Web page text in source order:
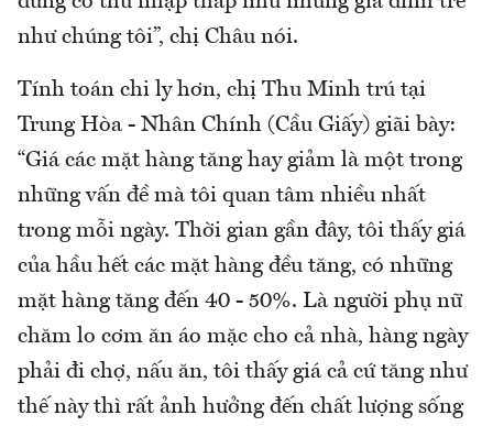
như chúng tôi”, chị Châu nói.
Tính toán chi ly hơn, chị Thu Minh trú tại
Trung Hòa - Nhân Chính (Cầu Giấy) giãi bày:
“Giá các mặt hàng tăng hay giảm là một trong
những vấn đề mà tôi quan tâm nhiều nhất
trong mỗi ngày. Thời gian gần đây, tôi thấy giá
của hầu hết các mặt hàng đều tăng, có những
mặt hàng tăng đến 40 - 50%. Là người phụ nữ
chăm lo cơm ăn áo mặc cho cả nhà, hàng ngày
phải đi chợ, nấu ăn, tôi thấy giá cả cứ tăng như
thế này thì rất ảnh hưởng đến chất lượng sống